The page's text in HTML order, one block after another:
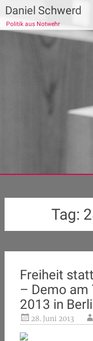
Zum
Inhalt
springen
Daniel Schwerd
Politik aus Notwehr
Tag:
Freiheit
– Demo am
2013 in
28. Juni 2013